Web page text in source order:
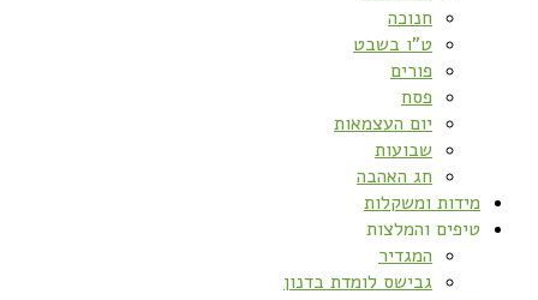
חנוכה
ט”ו בשבט
פורים
פסח
יום העצמאות
שבועות
חג האהבה
מידות ומשקלות
טיפים והמלצות
המגדיר
גבישס לומדת בדנון